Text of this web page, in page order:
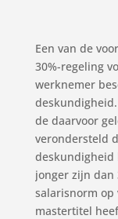
Een van de
30%-regeling
werknemer
de daarvoor
verondersteld
deskundigheid
jonger zijn dan
salarisnorm op
mastertitel